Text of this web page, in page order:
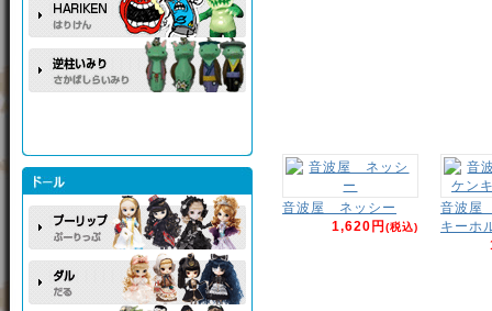
音波屋 ネッシー
1,620円(税込)
音波
キーホ